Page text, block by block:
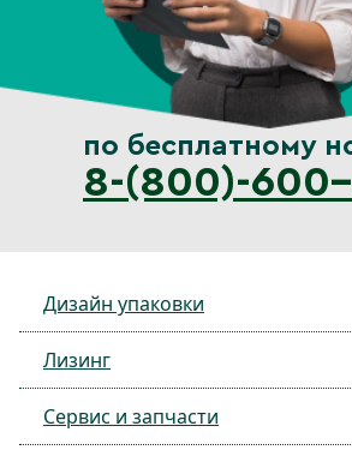
по бесплатному
8-(800)-
Дизайн упаковки
Лизинг
Сервис и запчасти